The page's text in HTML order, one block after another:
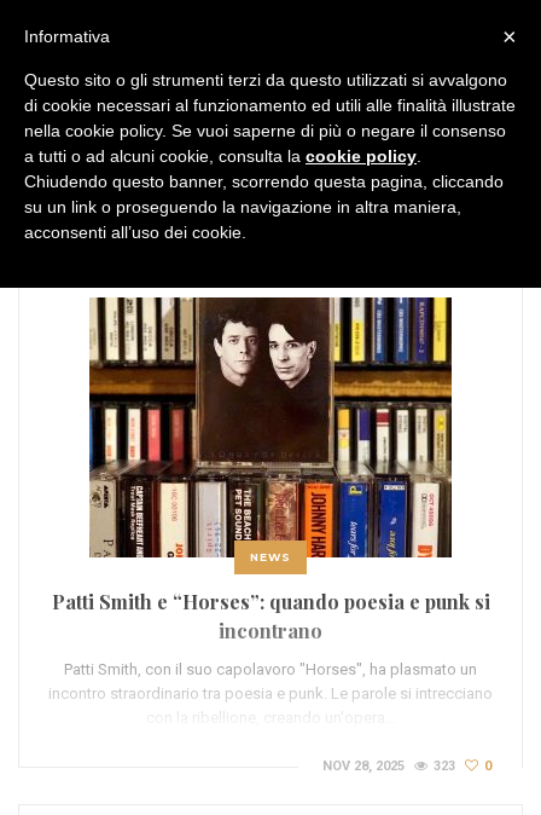
TAG: Punk
NEWS
Patti Smith e “Horses”: quando poesia e punk si
incontrano
Patti Smith, con il suo capolavoro "Horses", ha plasmato un
incontro straordinario tra poesia e punk. Le parole si intrecciano
con la ribellione, creando un'opera…
NOV 28, 2025 323 0
×
Informativa
Questo sito o gli strumenti terzi da questo utilizzati si avvalgono
di cookie necessari al funzionamento ed utili alle finalità illustrate
nella cookie policy. Se vuoi saperne di più o negare il consenso
a tutti o ad alcuni cookie, consulta la cookie policy
Chiudendo questo banner, scorrendo questa pagina, cliccando
su un link o proseguendo la navigazione in altra maniera,
acconsenti all’uso dei cookie.